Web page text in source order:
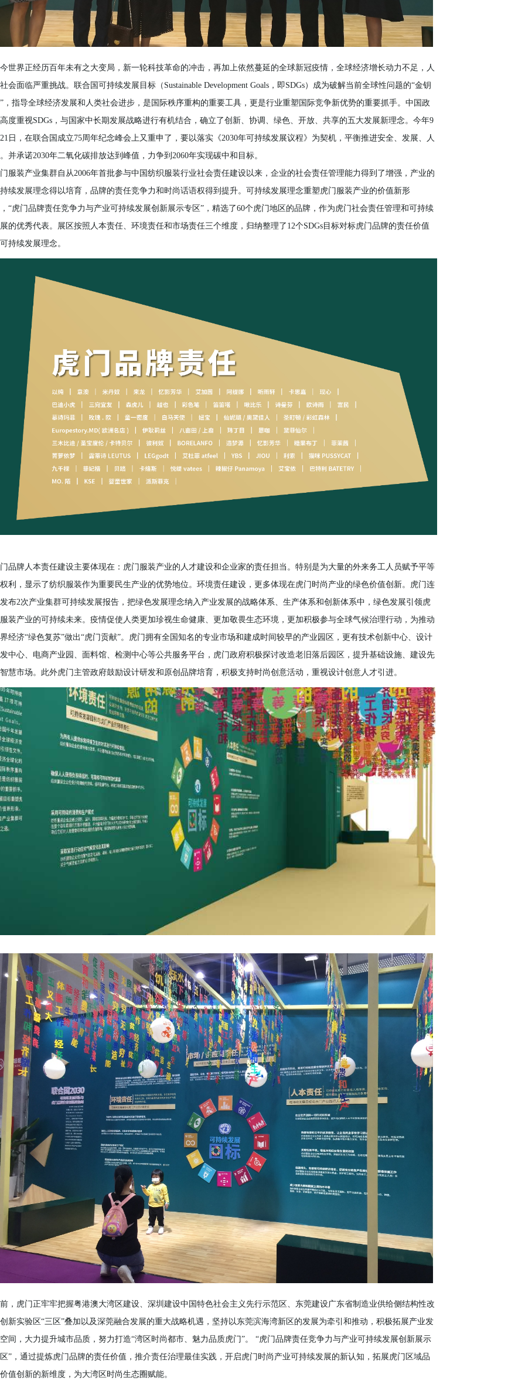
世界正经历百年未有之大变局，新一轮科技革命的冲击，再加上依然蔓延的全球新冠疫情，全球经济增长动力不足，人
会面临严重挑战。联合国可持续发展目标（Sustainable Development Goals，即SDGs）成为破解当前全球性问题的“金钥
，指导全球经济发展和人类社会进步，是国际秩序重构的重要工具，更是行业重塑国际竞争新优势的重要抓手。中国政
度重视SDGs，与国家中长期发展战略进行有机结合，确立了创新、协调、绿色、开放、共享的五大发展新理念。今年9
日，在联合国成立75周年纪念峰会上又重申了，要以落实《2030年可持续发展议程》为契机，平衡推进安全、发展、人
并承诺2030年二氧化碳排放达到峰值，力争到2060年实现碳中和目标。
服装产业集群自从2006年首批参与中国纺织服装行业社会责任建设以来，企业的社会责任管理能力得到了增强，产业的
续发展理念得以培育，品牌的责任竞争力和时尚话语权得到提升。可持续发展理念重塑虎门服装产业的价值新形
“虎门品牌责任竞争力与产业可持续发展创新展示专区”，精选了60个虎门地区的品牌，作为虎门社会责任管理和可持续
的优秀代表。展区按照人本责任、环境责任和市场责任三个维度，归纳整理了12个SDGs目标对标虎门品牌的责任价值
持续发展理念。
品牌人本责任建设主要体现在：虎门服装产业的人才建设和企业家的责任担当。特别是为大量的外来务工人员赋予平等
利，显示了纺织服装作为重要民生产业的优势地位。环境责任建设，更多体现在虎门时尚产业的绿色价值创新。虎门连
布2次产业集群可持续发展报告，把绿色发展理念纳入产业发展的战略体系、生产体系和创新体系中，绿色发展引领虎
装产业的可持续未来。疫情促使人类更加珍视生命健康、更加敬畏生态环境，更加积极参与全球气候治理行动，为推动
经济“绿色复苏”做出“虎门贡献”。虎门拥有全国知名的专业市场和建成时间较早的产业园区，更有技术创新中心、设计
中心、电商产业园、面料馆、检测中心等公共服务平台，虎门政府积极探讨改造老旧落后园区，提升基础设施、建设先
慧市场。此外虎门主管政府鼓励设计研发和原创品牌培育，积极支持时尚创意活动，重视设计创意人才引进。
，虎门正牢牢把握粤港澳大湾区建设、深圳建设中国特色社会主义先行示范区、东莞建设广东省制造业供给侧结构性改
新实验区“三区”叠加以及深莞融合发展的重大战略机遇，坚持以东莞滨海湾新区的发展为牵引和推动，积极拓展产业发
间，大力提升城市品质，努力打造“湾区时尚都市、魅力品质虎门”。 “虎门品牌责任竞争力与产业可持续发展创新展示
”，通过提炼虎门品牌的责任价值，推介责任治理最佳实践，开启虎门时尚产业可持续发展的新认知，拓展虎门区域品
值创新的新维度，为大湾区时尚生态圈赋能。